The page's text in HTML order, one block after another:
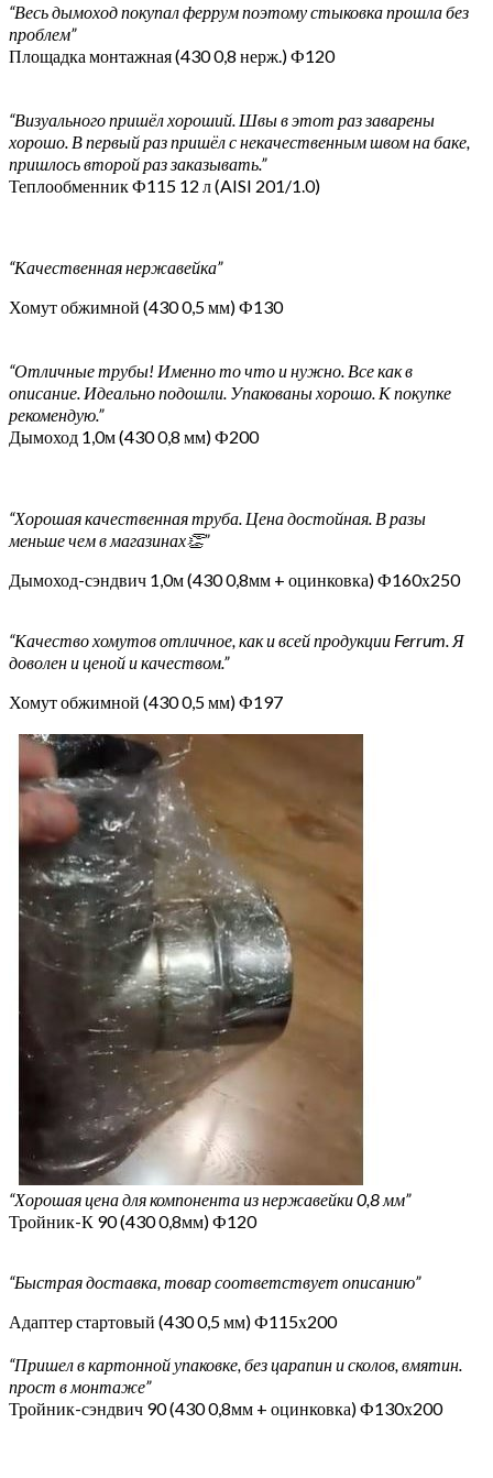
“Весь дымоход покупал феррум поэтому стыковка прошла без
проблем”
Площадка монтажная (430 0,8 нерж.) Ф120
“Визуального пришёл хороший. Швы в этот раз заварены
хорошо. В первый раз пришёл с некачественным швом на баке,
пришлось второй раз заказывать.”
Теплообменник Ф115 12 л (AISI 201/1.0)
“Качественная нержавейка”
Хомут обжимной (430 0,5 мм) Ф130
“Отличные трубы! Именно то что и нужно. Все как в
описание. Идеально подошли. Упакованы хорошо. К покупке
рекомендую.”
Дымоход 1,0м (430 0,8 мм) Ф200
“Хорошая качественная труба. Цена достойная. В разы
меньше чем в магазинах👏”
Дымоход-сэндвич 1,0м (430 0,8мм + оцинковка) Ф160х250
“Качество хомутов отличное, как и всей продукции Ferrum. Я
доволен и ценой и качеством.”
Хомут обжимной (430 0,5 мм) Ф197
“Хорошая цена для компонента из нержавейки 0,8 мм”
Тройник-К 90 (430 0,8мм) Ф120
“Быстрая доставка, товар соответствует описанию”
Адаптер стартовый (430 0,5 мм) Ф115х200
“Пришел в картонной упаковке, без царапин и сколов, вмятин.
прост в монтаже”
Тройник-сэндвич 90 (430 0,8мм + оцинковка) Ф130х200